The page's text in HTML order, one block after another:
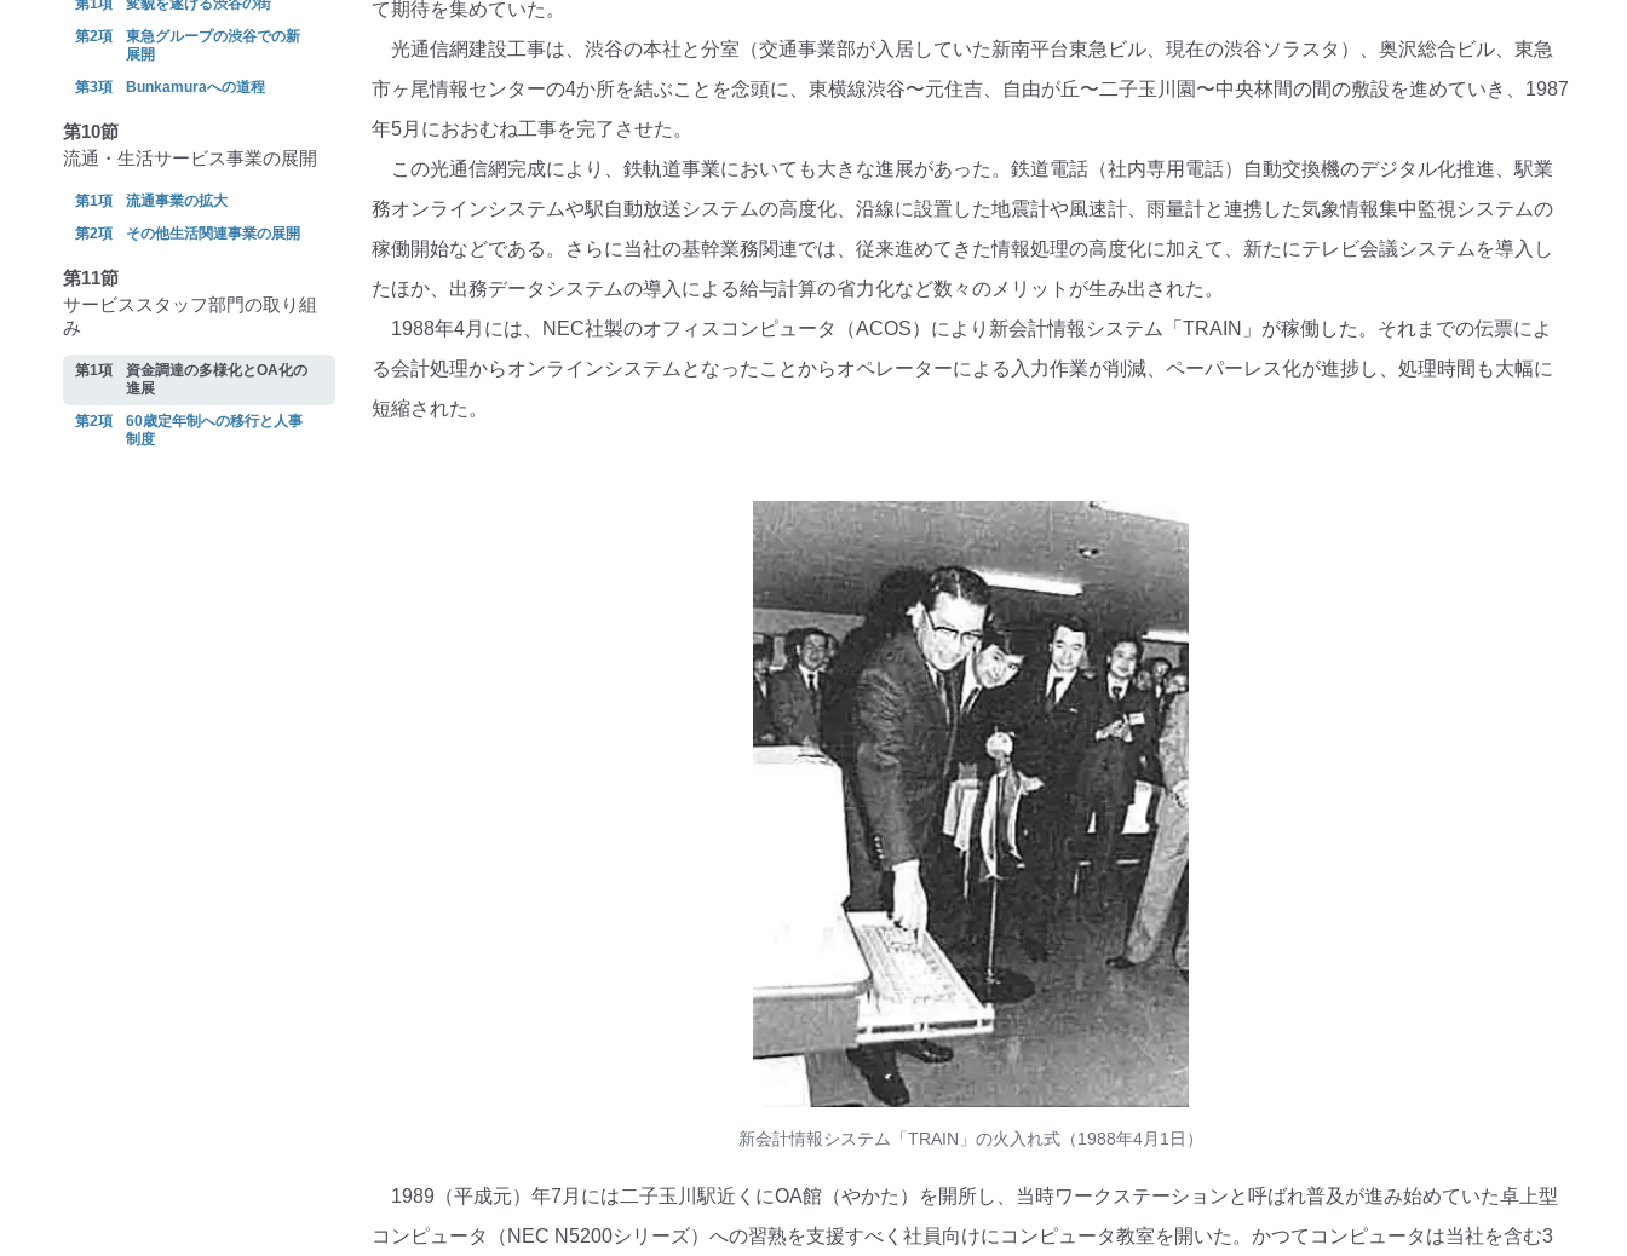
変貌を遂げる渋谷の街
東急グループの渋谷での新
展開
Bunkamuraへの道程
第10節
流通・生活サービス事業の展開
流通事業の拡大
その他生活関連事業の展開
第11節
サービススタッフ部門の取り組
み
資金調達の多様化とOA化の
進展
60歳定年制への移行と人事
制度
て期待を集めていた。
光通信網建設工事は、渋谷の本社と分室（交通事業部が入居していた新南平台東急ビル、現在の渋谷ソラスタ）、奥沢総合ビル、東急
市ヶ尾情報センターの4か所を結ぶことを念頭に、東横線渋谷〜元住吉、自由が丘〜二子玉川園〜中央林間の間の敷設を進めていき、1987
年5月におおむね工事を完了させた。
この光通信網完成により、鉄軌道事業においても大きな進展があった。鉄道電話（社内専用電話）自動交換機のデジタル化推進、駅業
務オンラインシステムや駅自動放送システムの高度化、沿線に設置した地震計や風速計、雨量計と連携した気象情報集中監視システムの
稼働開始などである。さらに当社の基幹業務関連では、従来進めてきた情報処理の高度化に加えて、新たにテレビ会議システムを導入し
たほか、出務データシステムの導入による給与計算の省力化など数々のメリットが生み出された。
1988年4月には、NEC社製のオフィスコンピュータ（ACOS）により新会計情報システム「TRAIN」が稼働した。それまでの伝票によ
る会計処理からオンラインシステムとなったことからオペレーターによる入力作業が削減、ペーパーレス化が進捗し、処理時間も大幅に
短縮された。
新会計情報システム「TRAIN」の火入れ式（1988年4月1日）
1989（平成元）年7月には二子玉川駅近くにOA館（やかた）を開所し、当時ワークステーションと呼ばれ普及が進み始めていた卓上型
コンピュータ（NEC N5200シリーズ）への習熟を支援すべく社員向けにコンピュータ教室を開いた。かつてコンピュータは当社を含む3